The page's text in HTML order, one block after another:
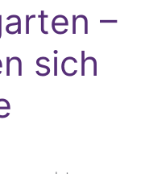
–
sich